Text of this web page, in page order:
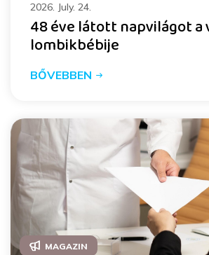
2026. July. 24.
48 éve látott napvilágot a
lombikbébije
BŐVEBBEN
MAGAZIN